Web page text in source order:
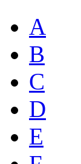
A
B
C
D
E